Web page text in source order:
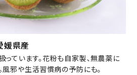
媛県産
っています。花粉も自家製、無農薬に
風邪や生活習慣病の予防にも。